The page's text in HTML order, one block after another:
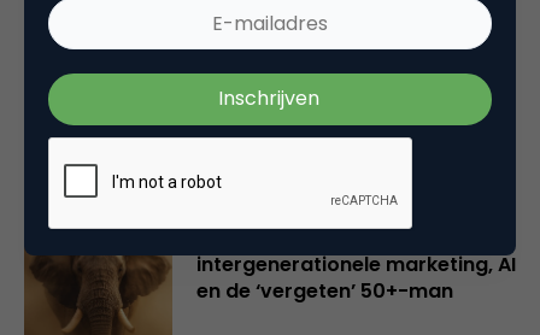
van innovatie en ontsluiter en
verbinder van industrieën
belangrijker en urgenter dan
ooit
Inspiratie uit Londen:
intergenerationele marketing, AI
en de ‘vergeten’ 50+-man